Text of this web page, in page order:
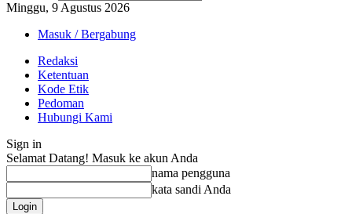
Minggu, 9 Agustus 2026
Masuk / Bergabung
Redaksi
Ketentuan
Kode Etik
Pedoman
Hubungi Kami
Sign in
Selamat Datang! Masuk ke akun Anda
nama pengguna
kata sandi Anda